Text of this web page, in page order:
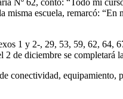
escuela, remarcó:
1 y 2-, 29, 53, 59, 62,
diciembre se completará
conectividad,